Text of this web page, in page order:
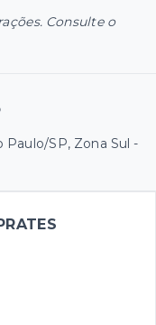
Consulte o
Paulo/SP, Zona Sul -